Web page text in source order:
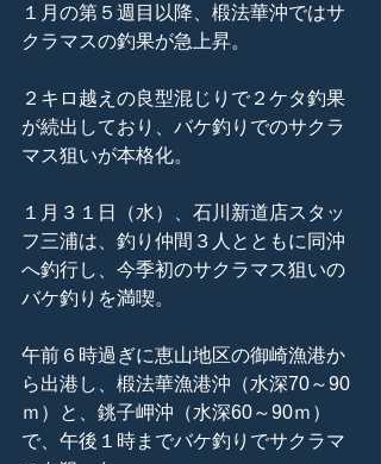
１月の第５週目以降、椴法華沖ではサ
クラマスの釣果が急上昇。
２キロ越えの良型混じりで２ケタ釣果
が続出しており、バケ釣りでのサクラ
マス狙いが本格化。
１月３１日（水）、石川新道店スタッ
フ三浦は、釣り仲間３人とともに同沖
へ釣行し、今季初のサクラマス狙いの
バケ釣りを満喫。
午前６時過ぎに恵山地区の御崎漁港か
ら出港し、椴法華漁港沖（水深70～90
ｍ）と、銚子岬沖（水深60～90ｍ）
で、午後１時までバケ釣りでサクラマ